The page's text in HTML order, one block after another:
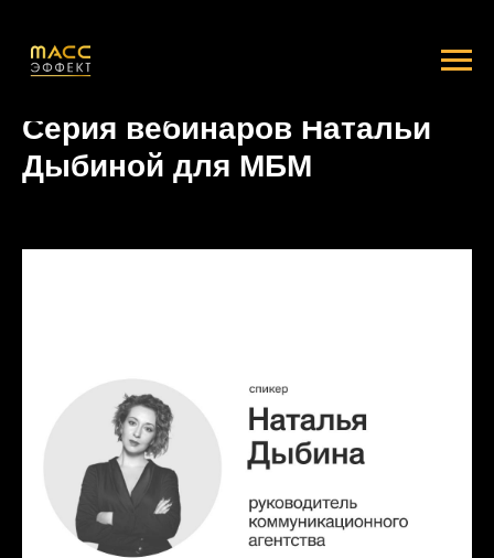
Серия вебинаров Натальи
Дыбиной для МБМ